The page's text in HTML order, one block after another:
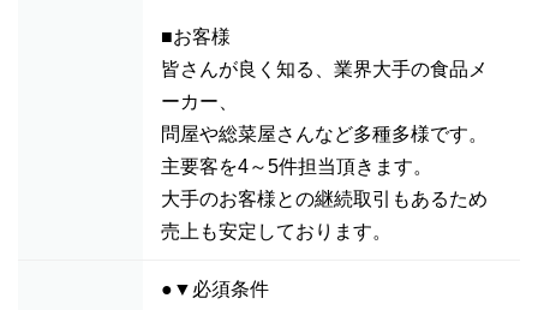
■お客様
皆さんが良く知る、業界大手の食品メ
ーカー、
問屋や総菜屋さんなど多種多様です。
主要客を4～5件担当頂きます。
大手のお客様との継続取引もあるため
売上も安定しております。
●▼必須条件